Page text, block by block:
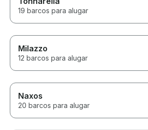
19 barcos para alugar
Milazzo
12 barcos para alugar
Naxos
20 barcos para alugar